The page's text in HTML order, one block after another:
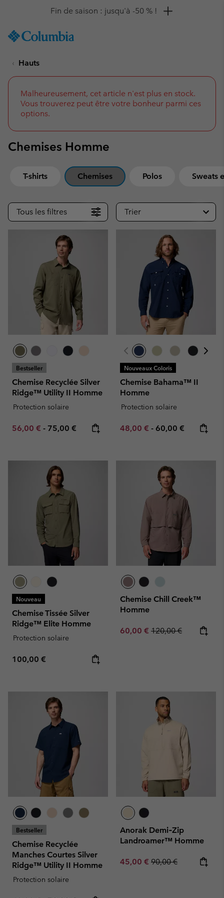
TO
SKIP
NAV
SKIP
TO
SEARCH
Remise de 10 % à saisir
Hauts
Malheureusement, cet article n'est plus en stock.
Vous trouverez peut être votre bonheur parmi ces
options.
Chemises Homme
T-shirts Chemises Polos Sweats
Tous les filtres Trier
Bestseller
Chemise Recyclée Silver
Ridge™ Utility II Homme
Protection solaire
Minimum sale price:
56,00 € - Maximum price:
75,00 €
Nouveaux Coloris
Chemise Bahama™ II
Homme
Protection solaire
Minimum sale price:
48,00 € - Maximum price:
60,00 €
Nouveau
Chemise Tissée Silver
Ridge™ Elite Homme
Protection solaire
Regular price:
100,00 €
Chemise Chill Creek™
Homme
Sale price:
60,00 € Regular price:
120,00 €
Bestseller
Chemise Recyclée
Manches Courtes Silver
Ridge™ Utility II Homme
Protection solaire
Anorak Demi‑Zip
Landroamer™ Homme
Sale price:
45,00 € Regular price:
90,00 €